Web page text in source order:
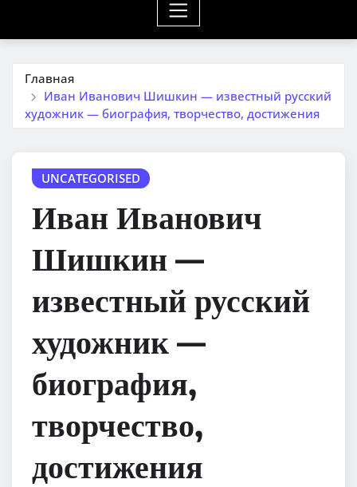
Главная
Иван Иванович Шишкин — известный русский
художник — биография, творчество, достижения
UNCATEGORISED
Иван Иванович
Шишкин —
известный русский
художник —
биография,
творчество,
достижения